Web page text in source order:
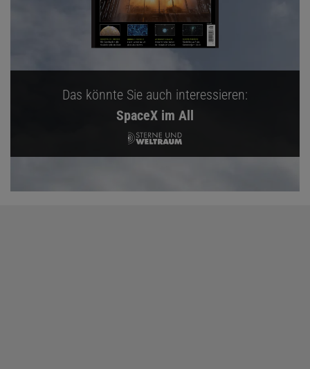
Das könnte Sie auch interessieren:
SpaceX im All